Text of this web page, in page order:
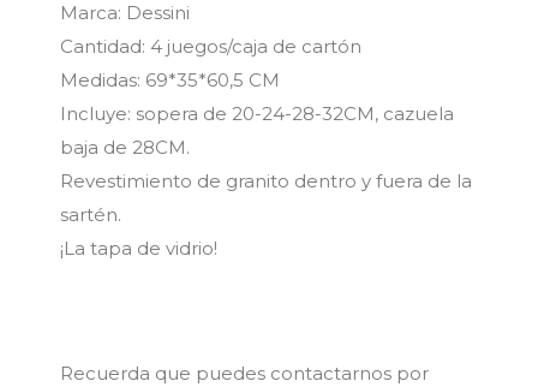
Marca: Dessini
Cantidad: 4 juegos/caja de cartón
Medidas: 69*35*60,5 CM
Incluye: sopera de 20-24-28-32CM, cazuela
baja de 28CM.
Revestimiento de granito dentro y fuera de la
sartén.
¡La tapa de vidrio!
Recuerda que puedes contactarnos por